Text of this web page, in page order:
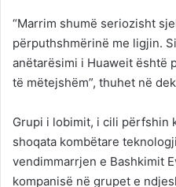
“Marrim shumë seriozisht
përputhshmërinë me ligjin.
anëtarësimi i Huaweit është
të mëtejshëm”, thuhet në
Grupi i lobimit, i cili përfshin
shoqata kombëtare
vendimmarrjen e Bashkimit
kompanisë në grupet e